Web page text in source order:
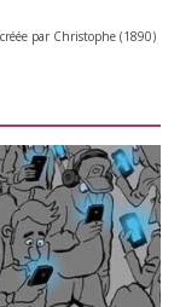
par Christophe (1890)